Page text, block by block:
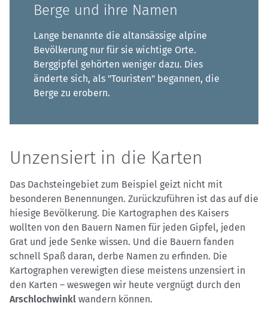
Berge und ihre Namen
Lange benannte die altansässige alpine
Bevölkerung nur für sie wichtige Orte.
Berggipfel gehörten weniger dazu. Dies
änderte sich, als "Touristen" begannen, die
Berge zu erobern.
Unzensiert in die Karten
Das Dachsteingebiet zum Beispiel geizt nicht mit
besonderen Benennungen. Zurückzuführen ist das auf die
hiesige Bevölkerung. Die Kartographen des Kaisers
wollten von den Bauern Namen für jeden Gipfel, jeden
Grat und jede Senke wissen. Und die Bauern fanden
schnell Spaß daran, derbe Namen zu erfinden. Die
Kartographen verewigten diese meistens unzensiert in
den Karten – weswegen wir heute vergnügt durch den
Arschlochwinkl wandern können.